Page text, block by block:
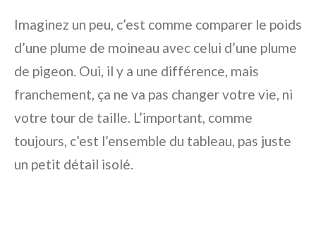
Imaginez un peu, c’est comme comparer le poids
d’une plume de moineau avec celui d’une plume
de pigeon. Oui, il y a une différence, mais
franchement, ça ne va pas changer votre vie, ni
votre tour de taille. L’important, comme
toujours, c’est l’ensemble du tableau, pas juste
un petit détail isolé.